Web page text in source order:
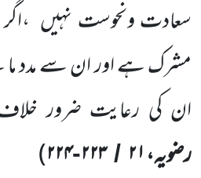
سعادت ونحوست نہیں
مشرک ہے اور ان سے مدد
ان کی رعایت ضرور
رضویہ،۲۱ /۲۲۳-۲۲۴)